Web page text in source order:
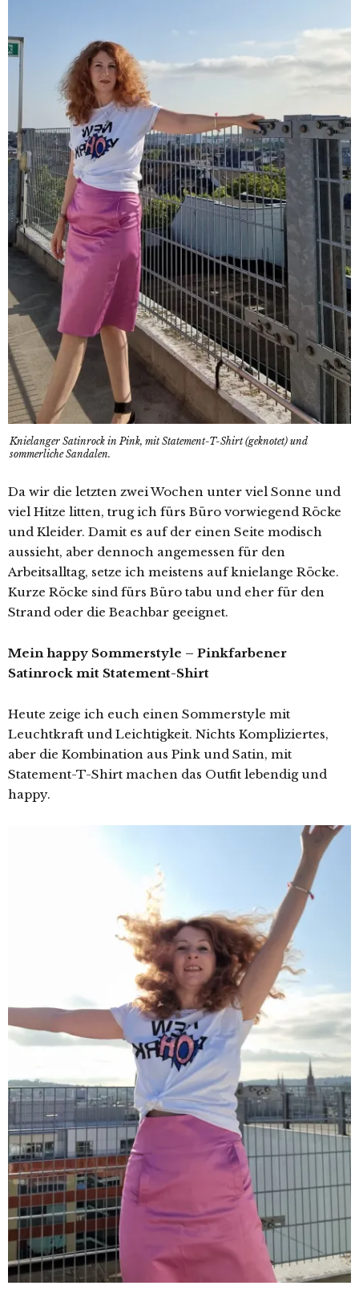
Knielanger Satinrock in Pink, mit Statement-T-Shirt (geknotet) und
sommerliche Sandalen.
Da wir die letzten zwei Wochen unter viel Sonne und
viel Hitze litten, trug ich fürs Büro vorwiegend Röcke
und Kleider. Damit es auf der einen Seite modisch
aussieht, aber dennoch angemessen für den
Arbeitsalltag, setze ich meistens auf knielange Röcke.
Kurze Röcke sind fürs Büro tabu und eher für den
Strand oder die Beachbar geeignet.
Mein happy Sommerstyle – Pinkfarbener
Satinrock mit Statement-Shirt
Heute zeige ich euch einen Sommerstyle mit
Leuchtkraft und Leichtigkeit. Nichts Kompliziertes,
aber die Kombination aus Pink und Satin, mit
Statement-T-Shirt machen das Outfit lebendig und
happy.